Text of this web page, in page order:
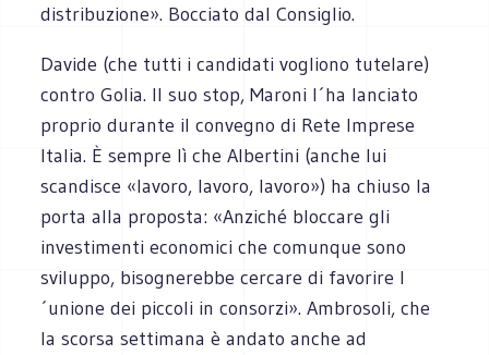
distribuzione». Bocciato dal Consiglio.
Davide (che tutti i candidati vogliono tutelare)
contro Golia. Il suo stop, Maroni l´ha lanciato
proprio durante il convegno di Rete Imprese
Italia. È sempre lì che Albertini (anche lui
scandisce «lavoro, lavoro, lavoro») ha chiuso la
porta alla proposta: «Anziché bloccare gli
investimenti economici che comunque sono
sviluppo, bisognerebbe cercare di favorire l
´unione dei piccoli in consorzi». Ambrosoli, che
la scorsa settimana è andato anche ad